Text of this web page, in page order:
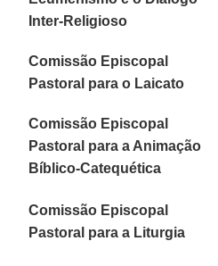
Inter-Religioso
Comissão Episcopal
Pastoral para o Laicato
Comissão Episcopal
Pastoral para a Animação
Bíblico-Catequética
Comissão Episcopal
Pastoral para a Liturgia